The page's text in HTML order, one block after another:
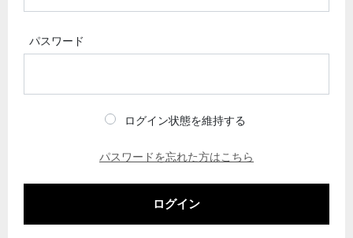
パスワード
ログイン状態を維持する
パスワードを忘れた方はこちら
ログイン